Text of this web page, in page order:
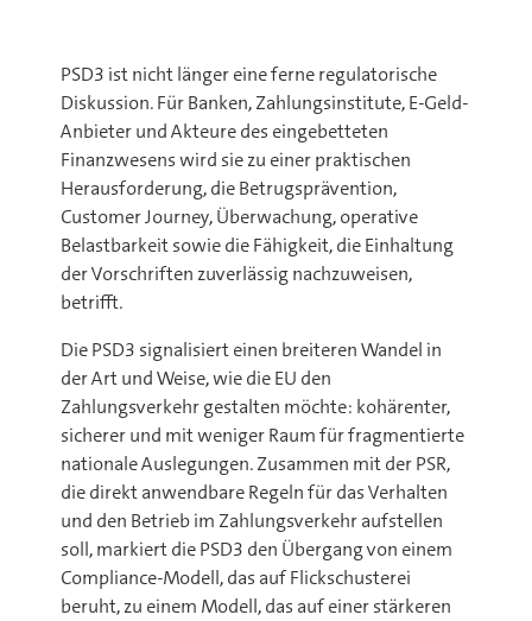
PSD3 ist nicht länger eine ferne regulatorische
Diskussion. Für Banken, Zahlungsinstitute, E-Geld-
Anbieter und Akteure des eingebetteten
Finanzwesens wird sie zu einer praktischen
Herausforderung, die Betrugsprävention,
Customer Journey, Überwachung, operative
Belastbarkeit sowie die Fähigkeit, die Einhaltung
der Vorschriften zuverlässig nachzuweisen,
betrifft.
Die PSD3 signalisiert einen breiteren Wandel in
der Art und Weise, wie die EU den
Zahlungsverkehr gestalten möchte: kohärenter,
sicherer und mit weniger Raum für fragmentierte
nationale Auslegungen. Zusammen mit der PSR,
die direkt anwendbare Regeln für das Verhalten
und den Betrieb im Zahlungsverkehr aufstellen
soll, markiert die PSD3 den Übergang von einem
Compliance-Modell, das auf Flickschusterei
beruht, zu einem Modell, das auf einer stärkeren